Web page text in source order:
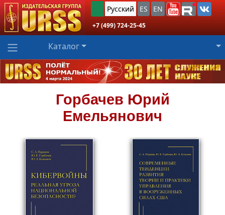
Русский ES EN
+7 (499) 724-25-45
Каталог
Горбачев Юрий
Емельянович